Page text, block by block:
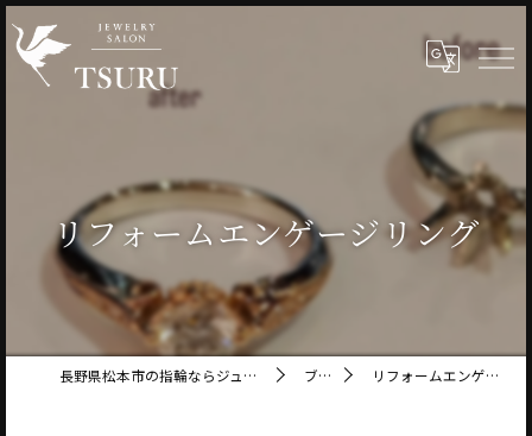
リフォームエンゲージリング
長野県松本市の指輪ならジュエリーサロン鶴 ブログ リフォームエンゲージリング